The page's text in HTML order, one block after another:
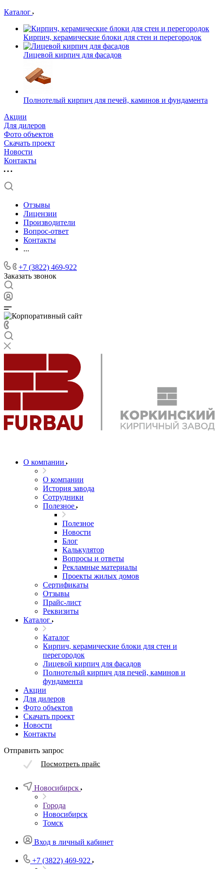
Каталог
Кирпич, керамические блоки для стен и перегородок
Лицевой кирпич для фасадов
Полнотелый кирпич для печей, каминов и фундамента
Акции
Для дилеров
Фото объектов
Скачать проект
Новости
Контакты
Отзывы
Лицензии
Производители
Вопрос-ответ
Контакты
...
+7 (3822) 469-922
Заказать звонок
О компании
О компании
История завода
Сотрудники
Полезное
Полезное
Новости
Блог
Калькулятор
Вопросы и ответы
Рекламные материалы
Проекты жилых домов
Сертификаты
Отзывы
Прайс-лист
Реквизиты
Каталог
Каталог
Кирпич, керамические блоки для стен и
перегородок
Лицевой кирпич для фасадов
Полнотелый кирпич для печей, каминов и
фундамента
Акции
Для дилеров
Фото объектов
Скачать проект
Новости
Контакты
Отправить запрос
Посмотреть прайс
Новосибирск
Города
Новосибирск
Томск
Вход в личный кабинет
+7 (3822) 469-922